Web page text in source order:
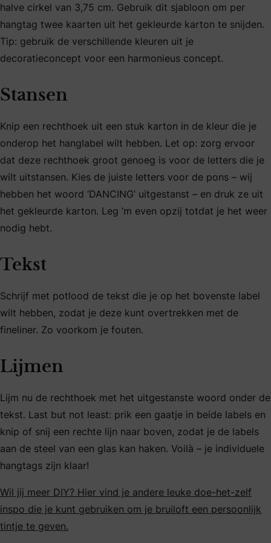
halve cirkel van 3,75 cm. Gebruik dit sjabloon om per
hangtag twee kaarten uit het gekleurde karton te snijden.
Tip: gebruik de verschillende kleuren uit je
decoratieconcept voor een harmonieus concept.
Stansen
Knip een rechthoek uit een stuk karton in de kleur die je
onderop het hanglabel wilt hebben. Let op: zorg ervoor
dat deze rechthoek groot genoeg is voor de letters die je
wilt uitstansen. Kies de juiste letters voor de pons – wij
hebben het woord ‘DANCING’ uitgestanst – en druk ze uit
het gekleurde karton. Leg ‘m even opzij totdat je het weer
nodig hebt.
Tekst
Schrijf met potlood de tekst die je op het bovenste label
wilt hebben, zodat je deze kunt overtrekken met de
fineliner. Zo voorkom je fouten.
Lijmen
Lijm nu de rechthoek met het uitgestanste woord onder de
tekst. Last but not least: prik een gaatje in beide labels en
knip of snij een rechte lijn naar boven, zodat je de labels
aan de steel van een glas kan haken. Voilà – je individuele
hangtags zijn klaar!
Wil jij meer DIY? Hier vind je andere leuke doe-het-zelf
inspo die je kunt gebruiken om je bruiloft een persoonlijk
tintje te geven.